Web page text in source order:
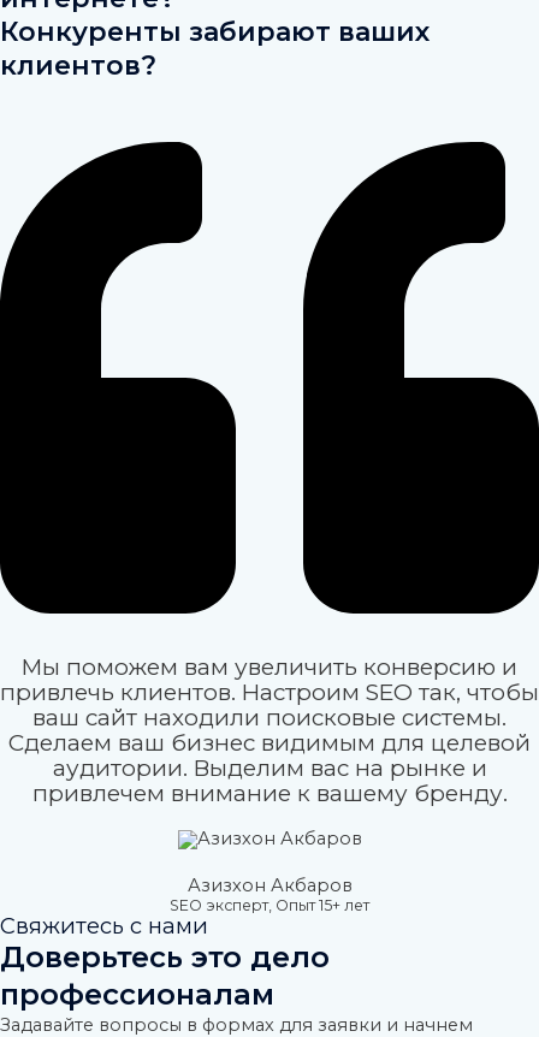
Конкуренты забирают ваших
клиентов?
Мы поможем вам увеличить конверсию и
привлечь клиентов. Настроим SEO так, чтобы
ваш сайт находили поисковые системы.
Сделаем ваш бизнес видимым для целевой
аудитории. Выделим вас на рынке и
привлечем внимание к вашему бренду.
Азизхон Акбаров
SEO эксперт, Опыт 15+ лет
Свяжитесь с нами
Доверьтесь это дело
профессионалам
Задавайте вопросы в формах для заявки и начнем